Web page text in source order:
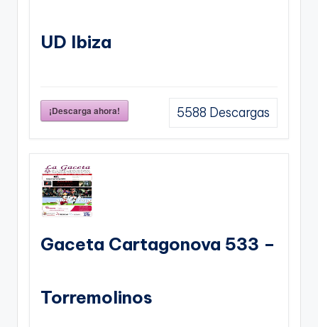
UD Ibiza
¡Descarga ahora! 5588 Descargas
Gaceta Cartagonova 533 –
Torremolinos